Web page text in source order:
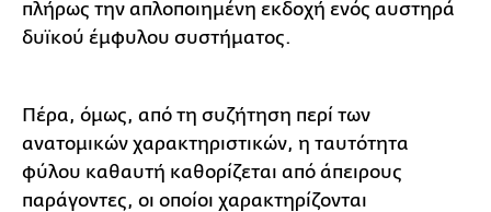
πλήρως την απλοποιημένη εκδοχή ενός αυστηρά
δυϊκού έμφυλου συστήματος.
Πέρα, όμως, από τη συζήτηση περί των
ανατομικών χαρακτηριστικών, η ταυτότητα
φύλου καθαυτή καθορίζεται από άπειρους
παράγοντες, οι οποίοι χαρακτηρίζονται